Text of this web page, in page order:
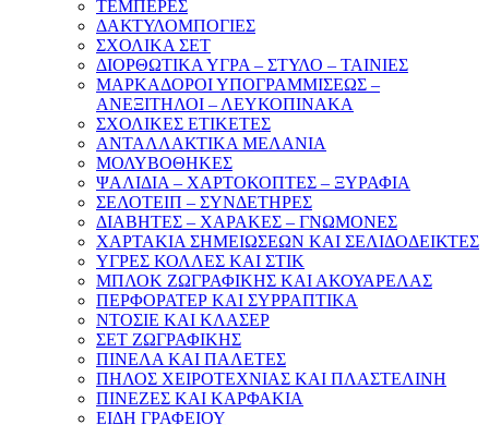
ΤΕΜΠΕΡΕΣ
ΔΑΚΤΥΛΟΜΠΟΓΙΕΣ
ΣΧΟΛΙΚΑ ΣΕΤ
ΔΙΟΡΘΩΤΙΚΑ ΥΓΡΑ – ΣΤΥΛΟ – ΤΑΙΝΙΕΣ
ΜΑΡΚΑΔΟΡΟΙ ΥΠΟΓΡΑΜΜΙΣΕΩΣ –
ΑΝΕΞΙΤΗΛΟΙ – ΛΕΥΚΟΠΙΝΑΚΑ
ΣΧΟΛΙΚΕΣ ΕΤΙΚΕΤΕΣ
ΑΝΤΑΛΛΑΚΤΙΚΑ ΜΕΛΑΝΙΑ
ΜΟΛΥΒΟΘΗΚΕΣ
ΨΑΛΙΔΙΑ – ΧΑΡΤΟΚΟΠΤΕΣ – ΞΥΡΑΦΙΑ
ΣΕΛΟΤΕΙΠ – ΣΥΝΔΕΤΗΡΕΣ
ΔΙΑΒΗΤΕΣ – ΧΑΡΑΚΕΣ – ΓΝΩΜΟΝΕΣ
ΧΑΡΤΑΚΙΑ ΣΗΜΕΙΩΣΕΩΝ ΚΑΙ ΣΕΛΙΔΟΔΕΙΚΤΕΣ
ΥΓΡΕΣ ΚΟΛΛΕΣ ΚΑΙ ΣΤΙΚ
ΜΠΛΟΚ ΖΩΓΡΑΦΙΚΗΣ ΚΑΙ ΑΚΟΥΑΡΕΛΑΣ
ΠΕΡΦΟΡΑΤΕΡ ΚΑΙ ΣΥΡΡΑΠΤΙΚΑ
ΝΤΟΣΙΕ ΚΑΙ ΚΛΑΣΕΡ
ΣΕΤ ΖΩΓΡΑΦΙΚΗΣ
ΠΙΝΕΛΑ ΚΑΙ ΠΑΛΕΤΕΣ
ΠΗΛΟΣ ΧΕΙΡΟΤΕΧΝΙΑΣ ΚΑΙ ΠΛΑΣΤΕΛΙΝΗ
ΠΙΝΕΖΕΣ ΚΑΙ ΚΑΡΦΑΚΙΑ
ΕΙΔΗ ΓΡΑΦΕΙΟΥ